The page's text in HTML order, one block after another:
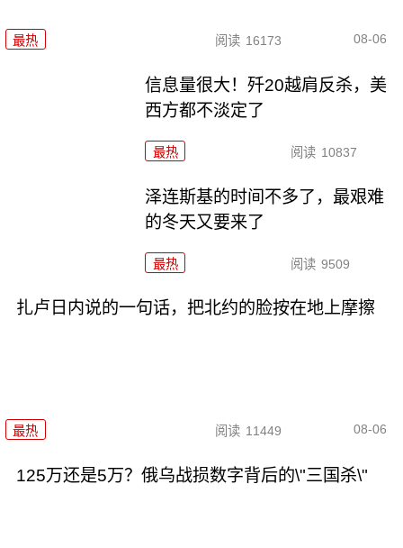
最热 阅读 16173 08-06
信息量很大！歼20越肩反杀，美
西方都不淡定了
最热 阅读 10837
泽连斯基的时间不多了，最艰难
的冬天又要来了
最热 阅读 9509
扎卢日内说的一句话，把北约的脸按在地上摩擦
最热 阅读 11449 08-06
125万还是5万？俄乌战损数字背后的\"三国杀\"